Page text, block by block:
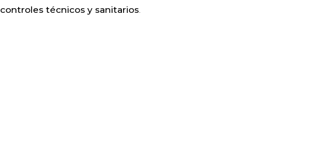
controles técnicos y sanitarios.